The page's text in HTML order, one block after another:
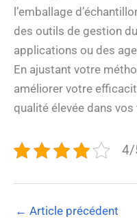
l’emballage
des outils de gestion
applications ou des
En ajustant votre
améliorer votre
qualité élevée dans vos
4/
← Article précédent